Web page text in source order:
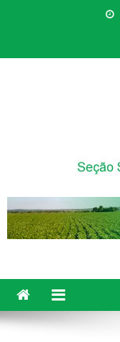
Sinpaf